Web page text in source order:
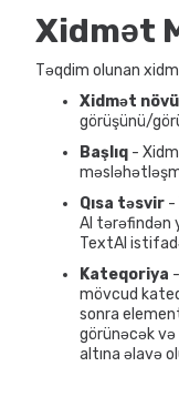
Xidmət
Təqdim olunan
Xidmət növü
görüşünü/
Başlıq -
Qısa təsvir -
AI tərəfindən
TextAI
Kateqoriya
mövcud
sonra
görünəcək və
altına əlavə